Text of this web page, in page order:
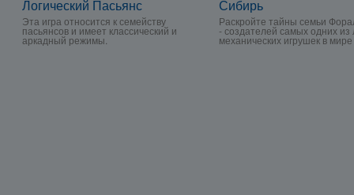
Логический Пасьянс
Эта игра относится к семейству
пасьянсов и имеет классический и
аркадный режимы.
Сибирь
Раскройте тайны семьи
- создателей самых одних из
механических игрушек в мире